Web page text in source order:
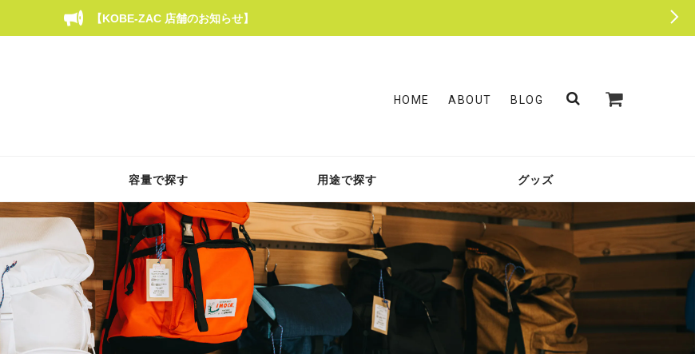
【KOBE-ZAC 店舗のお知らせ】
HOME ABOUT BLOG
容量で探す 用途で探す グッズ